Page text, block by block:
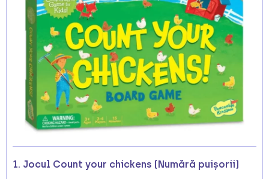
1. Jocul Count your chickens (Numără puișorii)